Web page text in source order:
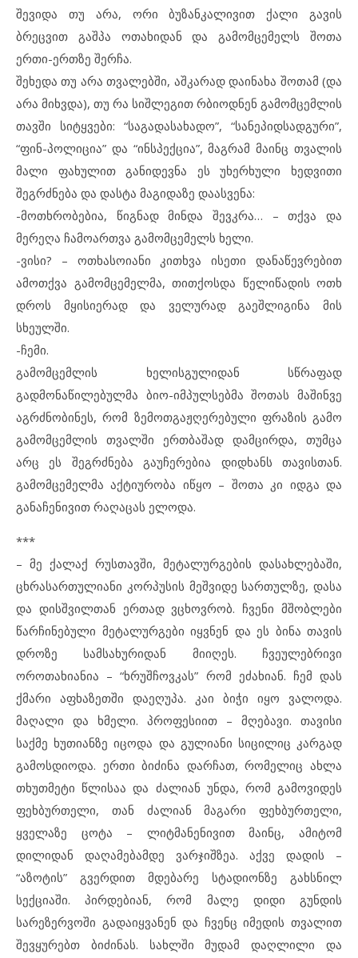
შევიდა თუ არა, ორი ბუზანკალივით ქალი გავის
ბრეცვით გაშპა ოთახიდან და გამომცემელს შოთა
ერთი-ერთზე შერჩა.
შეხედა თუ არა თვალებში, აშკარად დაინახა შოთამ (და
არა მიხვდა), თუ რა სიშლეგით რბიოდნენ გამომცემლის
თავში სიტყვები: “საგადასახადო”, “სანეპიდსადგური”,
“ფინ-პოლიცია” და “ინსპექცია”, მაგრამ მაინც თვალის
მალი ფახულით განიდევნა ეს უხერხული ხედვითი
შეგრძნება და დასტა მაგიდაზე დაასვენა:
-მოთხრობებია, წიგნად მინდა შევკრა… – თქვა და
მერეღა ჩამოართვა გამომცემელს ხელი.
-ვისი? – ოთხასოიანი კითხვა ისეთი დანაწევრებით
ამოთქვა გამომცემელმა, თითქოსდა წელიწადის ოთხ
დროს მყისიერად და ველურად გაეშლიგინა მის
სხეულში.
-ჩემი.
გამომცემლის ხელისგულიდან სწრაფად
გადმონაწილებულმა ბიო-იმპულსებმა შოთას მაშინვე
აგრძნობინეს, რომ ზემოთგაჟღერებული ფრაზის გამო
გამომცემლის თვალში ერთბაშად დამცირდა, თუმცა
არც ეს შეგრძნება გაუჩერებია დიდხანს თავისთან.
გამომცემელმა აქტიურობა იწყო – შოთა კი იდგა და
განაჩენივით რაღაცას ელოდა.
***
– მე ქალაქ რუსთავში, მეტალურგების დასახლებაში,
ცხრასართულიანი კორპუსის მეშვიდე სართულზე, დასა
და დისშვილთან ერთად ვცხოვრობ. ჩვენი მშობლები
წარჩინებული მეტალურგები იყვნენ და ეს ბინა თავის
დროზე სამსახურიდან მიიღეს. ჩვეულებრივი
ოროთახიანია – “ხრუშჩოვკას” რომ ეძახიან. ჩემ დას
ქმარი აფხაზეთში დაეღუპა. კაი ბიჭი იყო ვალოდა.
მაღალი და ხმელი. პროფესიით – მღებავი. თავისი
საქმე ხუთიანზე იცოდა და გულიანი სიცილიც კარგად
გამოსდიოდა. ერთი ბიძინა დარჩათ, რომელიც ახლა
თხუთმეტი წლისაა და ძალიან უნდა, რომ გამოვიდეს
ფეხბურთელი, თან ძალიან მაგარი ფეხბურთელი,
ყველაზე ცოტა – ლიტმანენივით მაინც, ამიტომ
დილიდან დაღამებამდე ვარჯიშზეა. აქვე დადის –
“აზოტის” გვერდით მდებარე სტადიონზე გახსნილ
სექციაში. პირდებიან, რომ მალე დიდი გუნდის
სარეზერვოში გადაიყვანენ და ჩვენც იმედის თვალით
შევყურებთ ბიძინას. სახლში მუდამ დაღლილი და